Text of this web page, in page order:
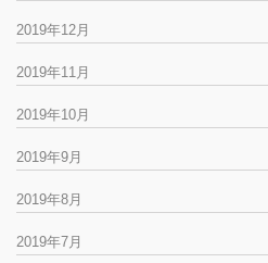
2019年12月
2019年11月
2019年10月
2019年9月
2019年8月
2019年7月